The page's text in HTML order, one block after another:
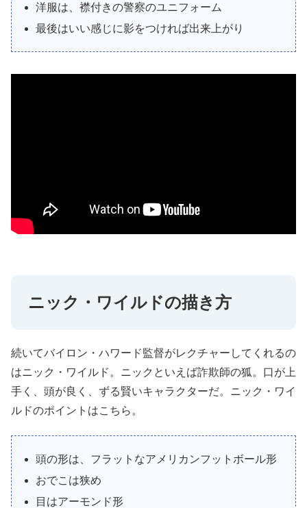
洋服は、襟付きの警察のユニフォーム
最後はいい感じに影をつければ出来上がり
ニック・ワイルドの描き方
続いてバイロン・ハワード監督がレクチャーしてくれるの
はニック・ワイルド。ニックといえば詐欺師の狐。口が上
手く、頭が良く、ずる賢いキャラクターだ。ニック・ワイ
ルドのポイントはこちら。
頭の形は、フラットなアメリカンフットボール形
おでこは狭め
目はアーモンド形